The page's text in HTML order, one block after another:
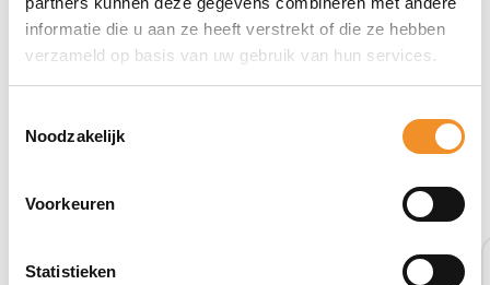
informatie die u aan ze heeft verstrekt of die ze hebben
verzameld op basis van uw gebruik van hun services.
Noodzakelijk
Voorkeuren
Statistieken